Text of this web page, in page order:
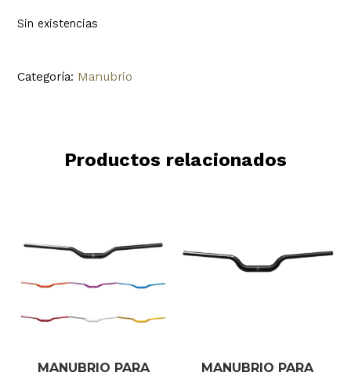
Sin existencias
Categoría: Manubrio
Productos relacionados
MANUBRIO PARA
MANUBRIO PARA